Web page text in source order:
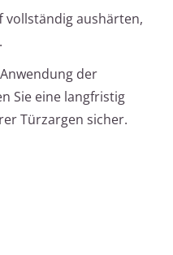
vollständig aushärten,
der
Sie eine langfristig
Türzargen sicher.